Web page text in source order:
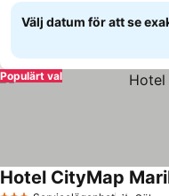
Välj datum för att se
Populärt val
Hotel CityMap